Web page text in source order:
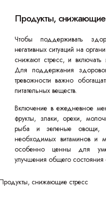
Продукты, снижающие
Чтобы поддерживать
негативных ситуаций на
снижают стресс, и
Для поддержания
тревожности важно
питательных веществ.
Включение в ежедневное
фрукты, злаки, орехи,
рыба и зеленые овощи,
необходимых витаминов и
особенно ценны для
улучшения общего состояния